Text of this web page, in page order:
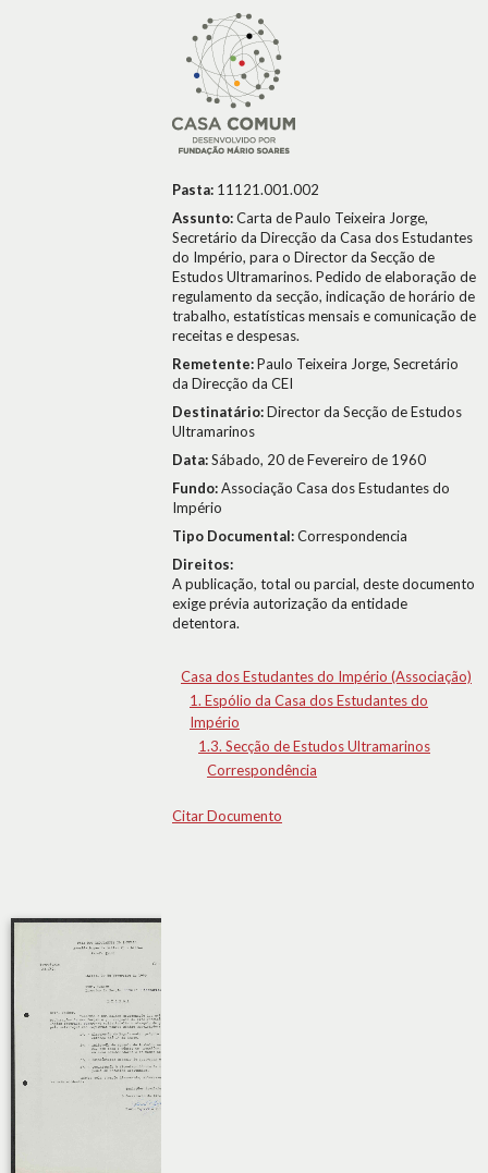
Pasta: 11121.001.002
Assunto:Carta de Paulo Teixeira Jorge,
Secretário da Direcção da Casa dos Estudantes
do Império, para o Director da Secção de
Estudos Ultramarinos. Pedido de elaboração de
regulamento da secção, indicação de horário de
trabalho, estatísticas mensais e comunicação de
receitas e despesas.
Remetente:Paulo Teixeira Jorge, Secretário
da Direcção da CEI
Destinatário:Director da Secção de Estudos
Ultramarinos
Data:Sábado, 20 de Fevereiro de 1960
Fundo:Associação Casa dos Estudantes do
Império
Tipo Documental:Correspondencia
Direitos:
A publicação, total ou parcial, deste documento
exige prévia autorização da entidade
detentora.
Casa dos Estudantes do Império (Associação)
1. Espólio da Casa dos Estudantes do
Império
1.3. Secção de Estudos Ultramarinos
Correspondência
Citar Documento